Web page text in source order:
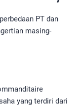
PT dan
masing-
yang terdiri dari